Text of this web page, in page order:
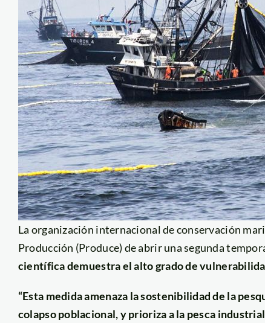
La organización internacional de conservación
Producción (Produce) de abrir una segunda
científica demuestra el alto grado de
“Esta medida amenaza la sostenibilidad de la
colapso poblacional, y prioriza a la pesca